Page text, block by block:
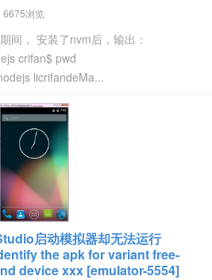
6675浏览
间， 安装了nvm后，输出：
crifan$ pwd
licrifandeMa...
启动模拟器却无法运行
the apk for variant free-
device xxx [emulator-5554]